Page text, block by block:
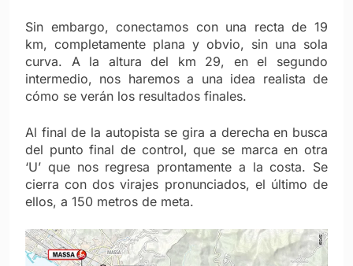
Sin embargo, conectamos con una recta de 19
km, completamente plana y obvio, sin una sola
curva. A la altura del km 29, en el segundo
intermedio, nos haremos a una idea realista de
cómo se verán los resultados finales.
Al final de la autopista se gira a derecha en busca
del punto final de control, que se marca en otra
‘U’ que nos regresa prontamente a la costa. Se
cierra con dos virajes pronunciados, el último de
ellos, a 150 metros de meta.